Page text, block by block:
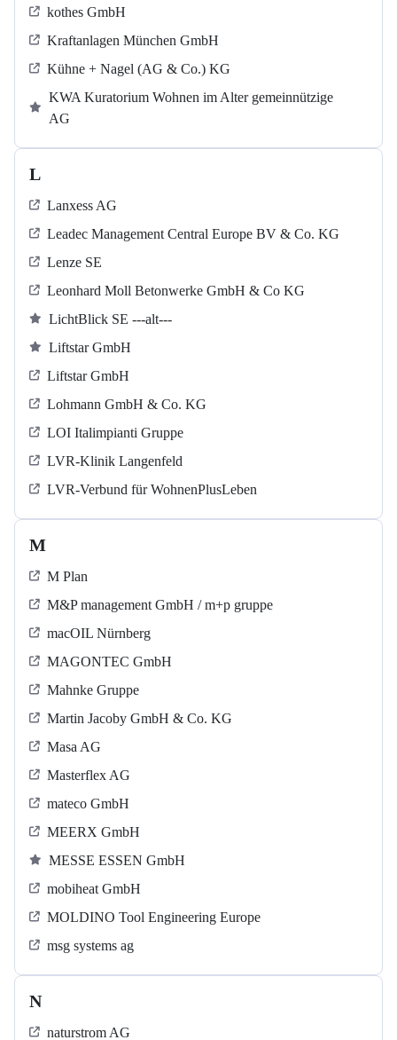
kothes GmbH
Kraftanlagen München GmbH
Kühne + Nagel (AG & Co.) KG
KWA Kuratorium Wohnen im Alter gemeinnützige
AG
L
Lanxess AG
Leadec Management Central Europe BV & Co. KG
Lenze SE
Leonhard Moll Betonwerke GmbH & Co KG
LichtBlick SE ---alt---
Liftstar GmbH
Liftstar GmbH
Lohmann GmbH & Co. KG
LOI Italimpianti Gruppe
LVR-Klinik Langenfeld
LVR-Verbund für WohnenPlusLeben
M
M Plan
M&P management GmbH / m+p gruppe
macOIL Nürnberg
MAGONTEC GmbH
Mahnke Gruppe
Martin Jacoby GmbH & Co. KG
Masa AG
Masterflex AG
mateco GmbH
MEERX GmbH
MESSE ESSEN GmbH
mobiheat GmbH
MOLDINO Tool Engineering Europe
msg systems ag
N
naturstrom AG